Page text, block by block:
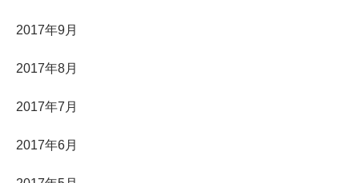
2017年9月
2017年8月
2017年7月
2017年6月